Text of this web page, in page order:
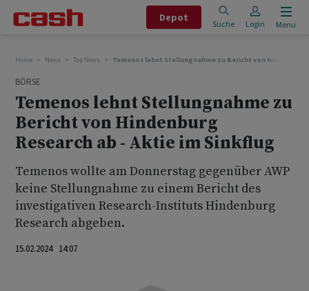
Depot
Suche Login Menu
Home News Top News Temenos lehnt Stellungnahme zu Bericht von Hindenburg
BÖRSE
Temenos lehnt Stellungnahme zu
Bericht von Hindenburg
Research ab - Aktie im Sinkflug
Temenos wollte am Donnerstag gegenüber AWP
keine Stellungnahme zu einem Bericht des
investigativen Research-Instituts Hindenburg
Research abgeben.
15.02.2024 14:07